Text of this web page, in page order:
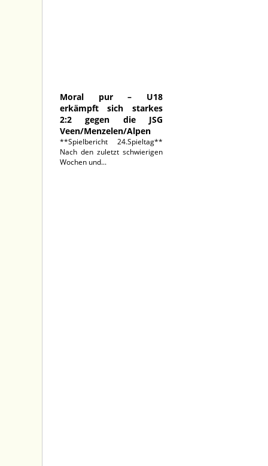
Moral pur – U18
erkämpft sich starkes
2:2 gegen die JSG
Veen/Menzelen/Alpen
**Spielbericht 24.Spieltag**
Nach den zuletzt schwierigen
Wochen und...